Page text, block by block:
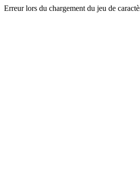
Erreur lors du chargement du jeu de